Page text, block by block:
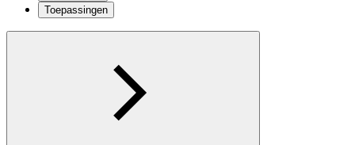
Toepassingen